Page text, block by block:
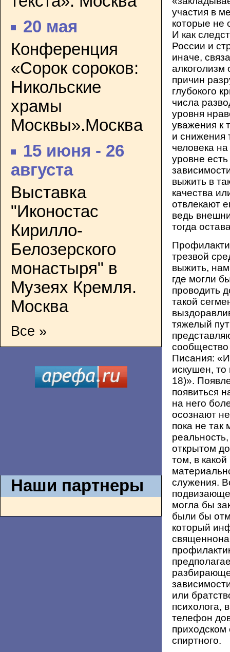
20 мая
Конференция
«Сорок сороков:
Никольские
храмы
Москвы».Москва
15 июня - 26
августа
Выставка
"Иконостас
Кирилло-
Белозерского
монастыря" в
Музеях Кремля.
Москва
Все »
Наши партнеры
участия в
которые не
И как
России и
иначе,
алкоголизм
причин
глубокого
числа
уровня
уважения к
и снижения
человека
уровне
выжить в
качества
отвлекают
ведь
тогда
трезвой
выжить,
где могли
проводить
такой
тяжелый
Писания:
искушен,
18)».
появиться
на него
осознают
пока не так
открытом
том, в
служения.
могла бы
были бы
который
или
психолога,
телефон
спиртного.